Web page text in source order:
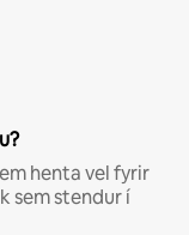
henta vel fyrir
sem stendur í